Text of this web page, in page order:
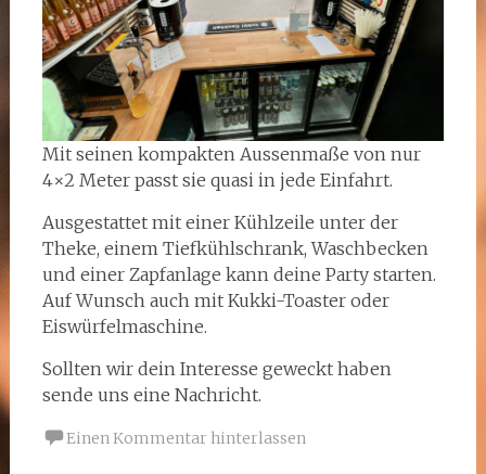
Mit seinen kompakten Aussenmaße von nur
4×2 Meter passt sie quasi in jede Einfahrt.
Ausgestattet mit einer Kühlzeile unter der
Theke, einem Tiefkühlschrank, Waschbecken
und einer Zapfanlage kann deine Party starten.
Auf Wunsch auch mit Kukki-Toaster oder
Eiswürfelmaschine.
Sollten wir dein Interesse geweckt haben
sende uns eine Nachricht.
Einen Kommentar hinterlassen